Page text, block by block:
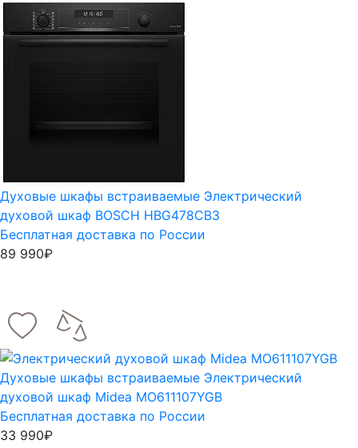
Духовые шкафы встраиваемые Электрический
духовой шкаф BOSCH HBG478CB3
Бесплатная доставка по России
89 990₽
Духовые шкафы встраиваемые Электрический
духовой шкаф Midea MO611107YGB
Бесплатная доставка по России
33 990₽